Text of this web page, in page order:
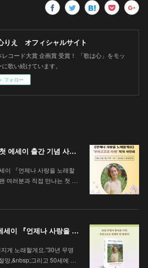
りえ オフィシャルサイト
レコード大賞 企画賞 受賞！ 「歌は心」をモッ
に歌い続けています。
フォロー
🎶 [우타고코로 리에 첫 에세이 출간 기념 사인회 안내 / 歌心りえ 初エッセイ出版記念サイン会のお知らせ]
이 『언제나 사랑을 노래할
여러분과 직접 만나는 첫 …
우타고코로 리에 첫 에세이 『언제나 사랑을 노래할게요』
게 노래할게요.”30년 무명
망,&nbsp;그리고 50세에 …